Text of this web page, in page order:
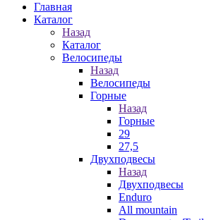
Главная
Каталог
Назад
Каталог
Велосипеды
Назад
Велосипеды
Горные
Назад
Горные
29
27,5
Двухподвесы
Назад
Двухподвесы
Enduro
All mountain